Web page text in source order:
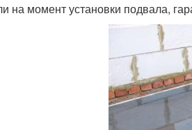
на момент установки подвала,